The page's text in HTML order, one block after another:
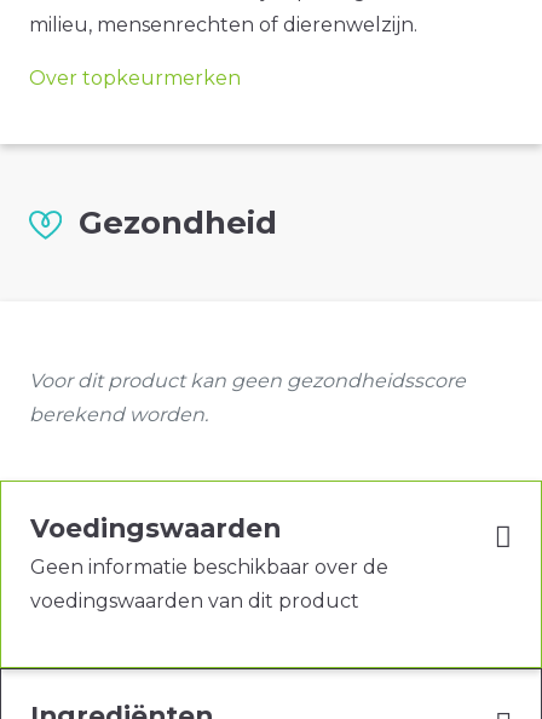
milieu, mensenrechten of dierenwelzijn.
Over topkeurmerken
Gezondheid
Voor dit product kan geen gezondheidsscore
berekend worden.
Voedingswaarden
Geen informatie beschikbaar over de
voedingswaarden van dit product